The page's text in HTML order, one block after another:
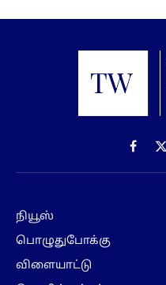
X
நியூஸ்
பொழுதுபோக்கு
விளையாட்டு